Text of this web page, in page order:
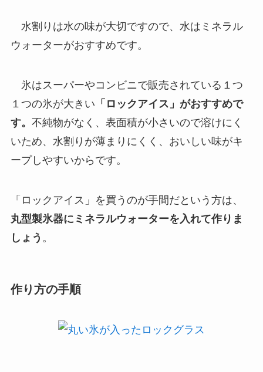
水割りは水の味が大切ですので、水はミネラル
ウォーターがおすすめです。
氷はスーパーやコンビニで販売されている１つ
１つの氷が大きい 「ロックアイス」がおすすめで
す。 不純物がなく、表面積が小さいので溶けにく
いため、水割りが薄まりにくく、おいしい味がキ
ープしやすいからです。
「ロックアイス」を買うのが手間だという方は、
丸型製氷器にミネラルウォーターを入れて作りま
しょう 。
作り方の手順